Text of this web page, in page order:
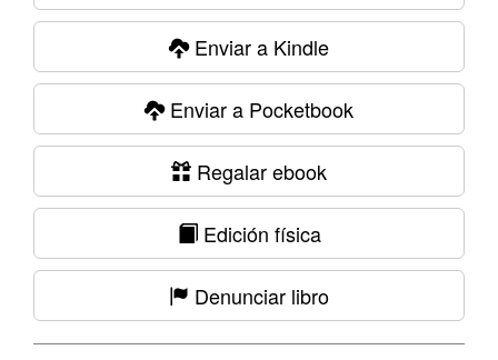
Enviar a Kindle
Enviar a Pocketbook
Regalar ebook
Edición física
Denunciar libro